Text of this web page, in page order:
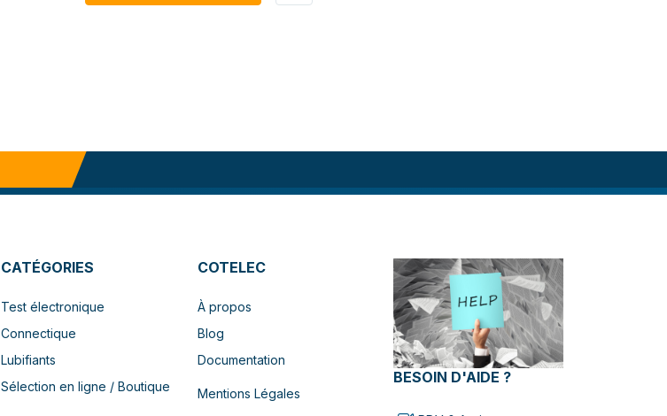
CATÉGORIES
Test électronique
Connectique
Lubifiants
Sélection en ligne / Boutique
COTELEC
À propos
Blog
Documentation
Mentions Légales
BESOIN D'AIDE ?